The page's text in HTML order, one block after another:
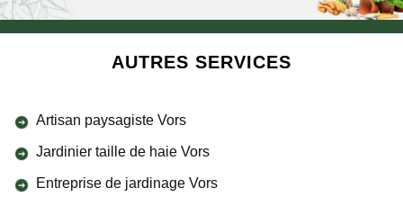
AUTRES SERVICES
Artisan paysagiste Vors
Jardinier taille de haie Vors
Entreprise de jardinage Vors